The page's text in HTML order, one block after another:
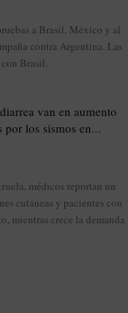
a Brasil, México y al
contra Argentina. Las
Brasil.
van en aumento
por los sismos en...
médicos reportan un
cutáneas y pacientes con
mientras crece la demanda